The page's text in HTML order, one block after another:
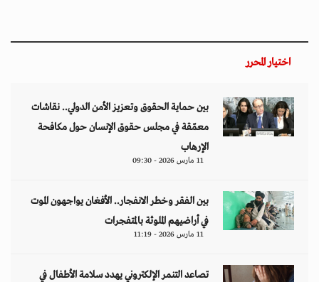
اختيار المحرر
بين حماية الحقوق وتعزيز الأمن الدولي.. نقاشات
معمّقة في مجلس حقوق الإنسان حول مكافحة
الإرهاب
11 مارس 2026 - 09:30
بين الفقر وخطر الانفجار.. الأفغان يواجهون الموت
في أراضيهم الملوثة بالمتفجرات
11 مارس 2026 - 11:19
تصاعد التنمر الإلكتروني يهدد سلامة الأطفال في